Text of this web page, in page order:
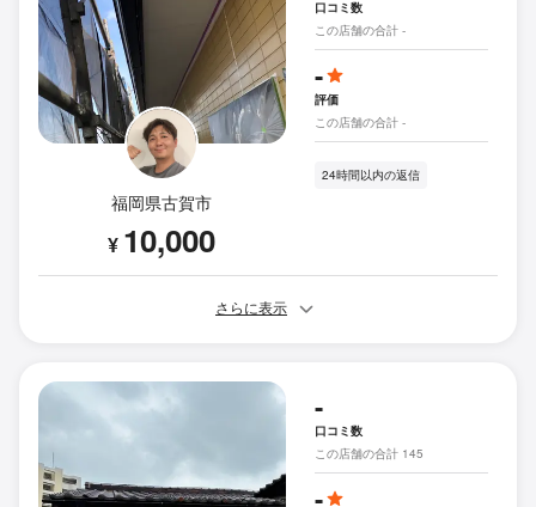
福岡県古賀市
¥ 10,000
口コミ数
この店舗の合計 -
-
評価
この店舗の合計 -
24時間以内の返信
さらに表示
-
口コミ数
この店舗の合計 145
-